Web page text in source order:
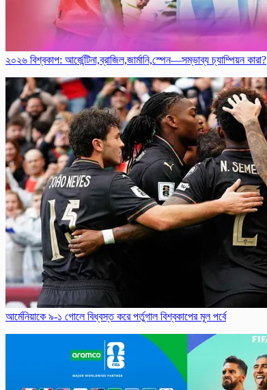
২০২৬ বিশ্বকাপ: আর্জে‌ন্টিনা,ব্রাজিল,জার্মা‌নি,স্পেন—সম্ভাব্য চ্যাম্পিয়ন কারা?
আর্মে‌নিয়াকে ৯-১ গোলে বিধ্ব‌স্ত করে পর্তু‌গাল বিশ্ব‌কাপের মূল পর্বে